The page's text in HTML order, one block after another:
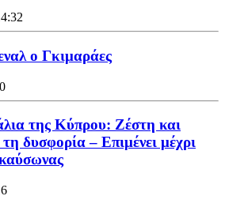
ο Γκιμαράες
της Κύπρου: Ζέστη και
δυσφορία – Επιμένει μέχρι